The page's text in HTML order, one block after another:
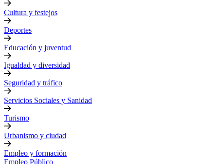
Cultura y festejos
Deportes
Educación y juventud
Igualdad y diversidad
Seguridad y tráfico
Servicios Sociales y Sanidad
Turismo
Urbanismo y ciudad
Empleo y formación
Empleo Público